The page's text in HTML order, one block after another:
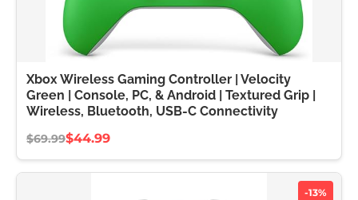
Xbox Wireless Gaming Controller | Velocity
Green | Console, PC, & Android | Textured Grip |
Wireless, Bluetooth, USB-C Connectivity
$69.99$44.99
-13%